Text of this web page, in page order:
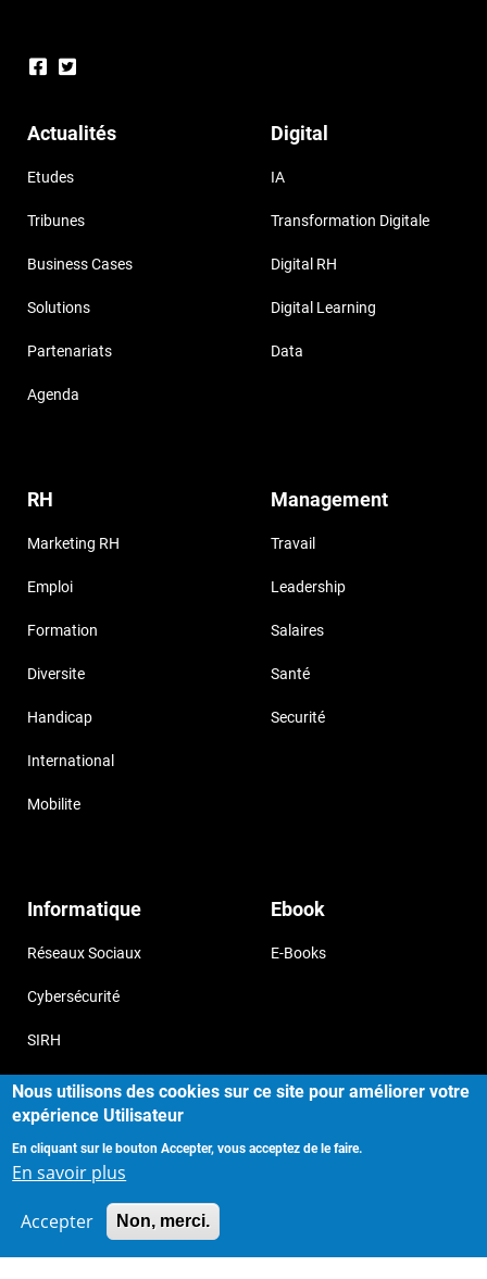
Actualités
Etudes
Tribunes
Business Cases
Solutions
Partenariats
Agenda
Digital
IA
Transformation Digitale
Digital RH
Digital Learning
Data
RH
Marketing RH
Emploi
Formation
Diversite
Handicap
International
Mobilite
Management
Travail
Leadership
Salaires
Santé
Securité
Informatique
Réseaux Sociaux
Cybersécurité
SIRH
Cloud
Ebook
E-Books
rights reserved.
Nous utilisons des cookies sur ce site pour améliorer votre
expérience Utilisateur
En cliquant sur le bouton Accepter, vous acceptez de le faire.
En savoir plus
Accepter Non, merci.